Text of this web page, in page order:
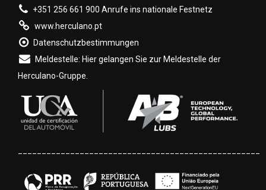
+351 256 661 900 Anrufe ins nationale Festnetz
www.herculano.pt
Datenschutzbestimmungen
Meldestelle: Hier gelangen Sie zur Meldestelle der
Herculano-Gruppe.